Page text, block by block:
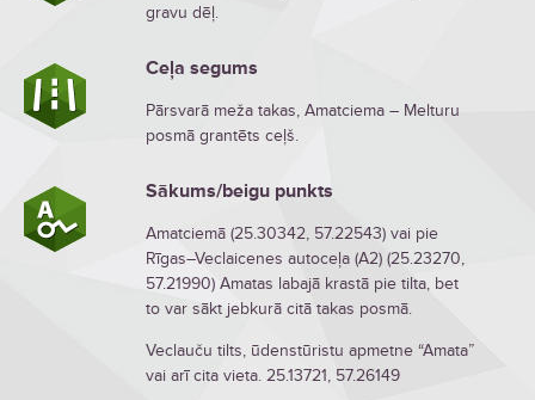
gravu dēļ.
Ceļa segums
Pārsvarā meža takas, Amatciema – Melturu
posmā grantēts ceļš.
Sākums/beigu punkts
Amatciemā (25.30342, 57.22543) vai pie
Rīgas–Veclaicenes autoceļa (A2) (25.23270,
57.21990) Amatas labajā krastā pie tilta, bet
to var sākt jebkurā citā takas posmā.
Veclauču tilts, ūdenstūristu apmetne “Amata”
vai arī cita vieta. 25.13721, 57.26149